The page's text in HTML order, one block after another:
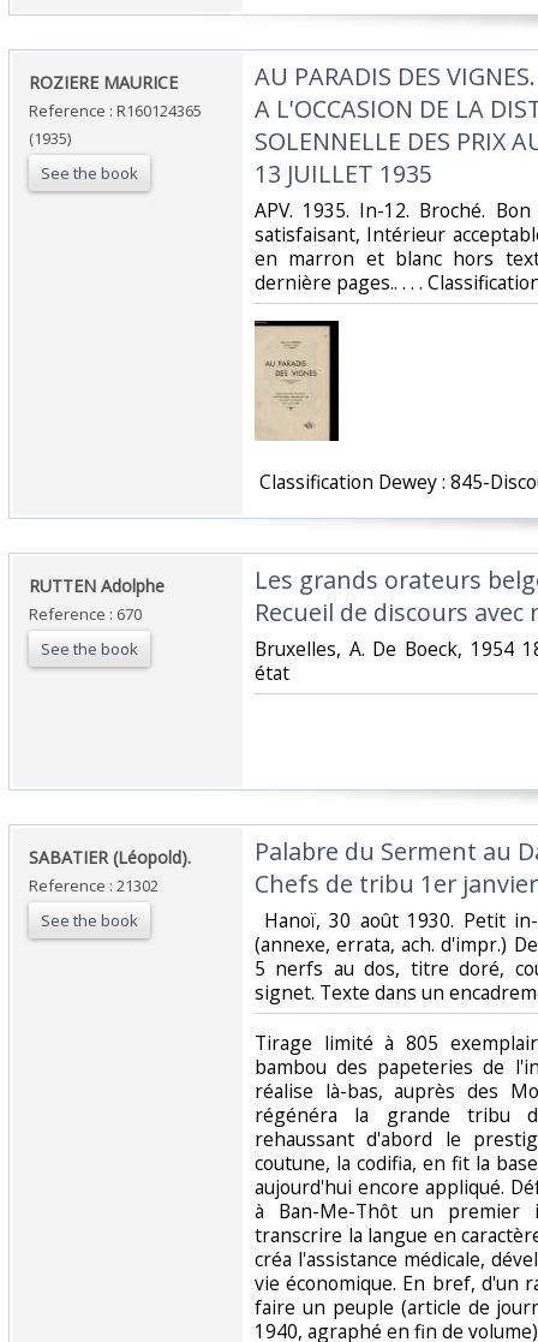
‎ROZIERE MAURICE‎
Reference : R160124365
(1935)
See the book
‎AU PARADIS DES
A L'OCCASION DE LA
SOLENNELLE DES PRIX
13 JUILLET 1935‎
‎APV. 1935. In-12. Broché.
satisfaisant, Intérieur
en marron et blanc hors
dernière pages.. . . .
Classification Dewey : 845-
‎RUTTEN Adolphe‎
Reference : 670
See the book
‎Les grands orateurs
Recueil de discours
‎Bruxelles, A. De Boeck, 1954
état‎
‎SABATIER (Léopold).‎
Reference : 21302
See the book
‎Palabre du Serment au
Chefs de tribu 1er
Hanoï, 30 août 1930. Petit
(annexe, errata, ach. d'impr.)
5 nerfs au dos, titre doré,
signet. Texte dans un
‎Tirage limité à 805
bambou des papeteries de
réalise là-bas, auprès des
régénéra la grande tribu
rehaussant d'abord le
coutune, la codifia, en fit la
aujourd'hui encore appliqué.
à Ban-Me-Thôt un
transcrire la langue en
créa l'assistance médicale,
vie économique. En bref, d'un
faire un peuple (article de
1940, agraphé en fin de